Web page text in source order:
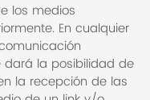
los medios
En cualquier
dará la posibilidad de
la recepción de las